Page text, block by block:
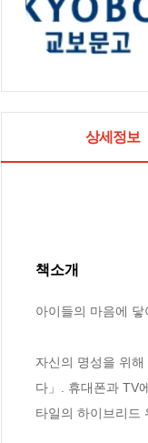
상세정보
책소개
아이들의 마음에
자신의 명성을 위
다」. 휴대폰과 TV
타일의 하이브리드